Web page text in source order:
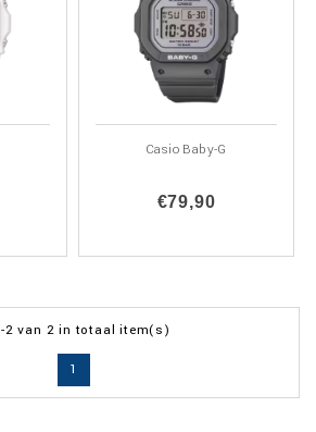
Casio Baby-G
€79,90
2 van 2 in totaal item(s)
1